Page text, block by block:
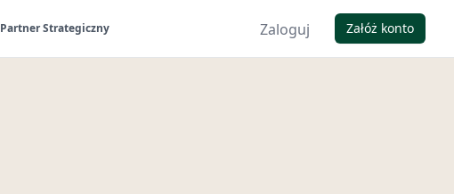
Partner Strategiczny Zaloguj Załóż konto